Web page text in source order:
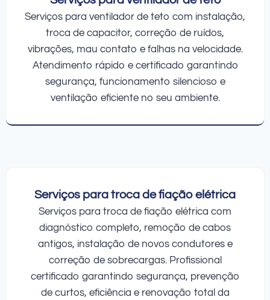
Serviços para ventilador de teto com instalação,
troca de capacitor, correção de ruídos,
vibrações, mau contato e falhas na velocidade.
Atendimento rápido e certificado garantindo
segurança, funcionamento silencioso e
ventilação eficiente no seu ambiente.
Serviços para troca de fiação elétrica
Serviços para troca de fiação elétrica com
diagnóstico completo, remoção de cabos
antigos, instalação de novos condutores e
correção de sobrecargas. Profissional
certificado garantindo segurança, prevenção
de curtos, eficiência e renovação total da